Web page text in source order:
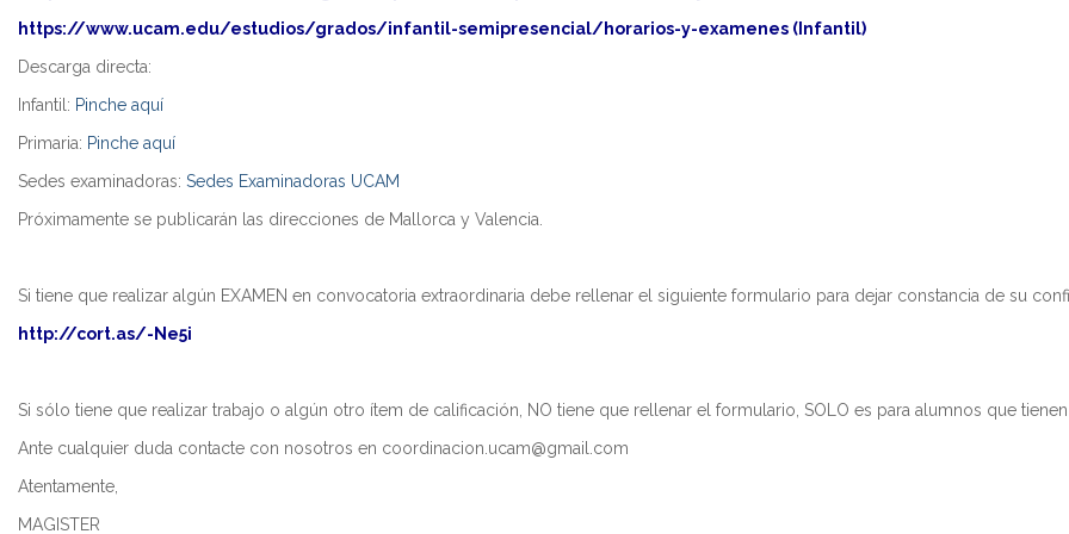
Centros Educativos
Máster Universitario en Competencias Docentes Avanzadas
Máster Universitario en Formación de Profesores de Español como
Lengua Extranjera
Necesidades Educativas Especiales
Máster Universitario en Dirección y Transformación Digital de
https://www.ucam.edu/estudios/grados/infantil-semipresencial/horarios-y-examenes (Infantil)
Descarga directa:
Infantil: Pinche aquí
Primaria: Pinche aquí
Sedes examinadoras: Sedes Examinadoras UCAM
Próximamente se publicarán las direcciones de Mallorca y Valencia.
Si tiene que realizar algún EXAMEN en convocatoria extraordinaria debe rellenar el siguiente formulario para dejar constancia de su
http://cort.as/-Ne5i
Si sólo tiene que realizar trabajo o algún otro ítem de calificación, NO tiene que rellenar el formulario, SOLO es para alumnos que tienen
Ante cualquier duda contacte con nosotros en coordinacion.ucam@gmail.com
Atentamente,
MAGISTER